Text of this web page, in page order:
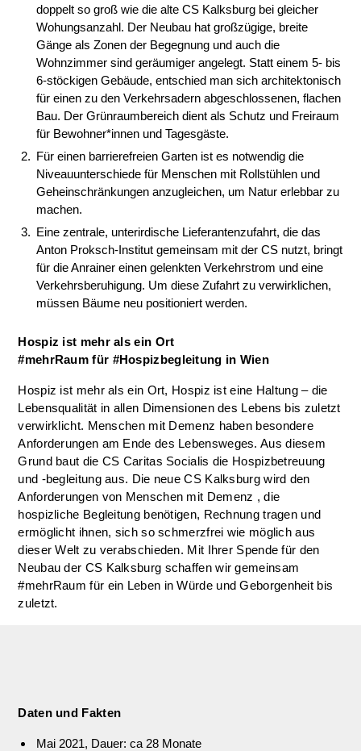
doppelt so groß wie die alte CS Kalksburg bei gleicher
Wohungsanzahl. Der Neubau hat großzügige, breite
Gänge als Zonen der Begegnung und auch die
Wohnzimmer sind geräumiger angelegt. Statt einem 5- bis
6-stöckigen Gebäude, entschied man sich architektonisch
für einen zu den Verkehrsadern abgeschlossenen, flachen
Bau. Der Grünraumbereich dient als Schutz und Freiraum
für Bewohner*innen und Tagesgäste.
Für einen barrierefreien Garten ist es notwendig die
Niveauunterschiede für Menschen mit Rollstühlen und
Geheinschränkungen anzugleichen, um Natur erlebbar zu
machen.
Eine zentrale, unterirdische Lieferantenzufahrt, die das
Anton Proksch-Institut gemeinsam mit der CS nutzt, bringt
für die Anrainer einen gelenkten Verkehrstrom und eine
Verkehrsberuhigung. Um diese Zufahrt zu verwirklichen,
müssen Bäume neu positioniert werden.
Hospiz ist mehr als ein Ort
#mehrRaum für #Hospizbegleitung in Wien
Hospiz ist mehr als ein Ort, Hospiz ist eine Haltung – die
Lebensqualität in allen Dimensionen des Lebens bis zuletzt
verwirklicht. Menschen mit Demenz haben besondere
Anforderungen am Ende des Lebensweges. Aus diesem
Grund baut die CS Caritas Socialis die Hospizbetreuung
und -begleitung aus. Die neue CS Kalksburg wird den
Anforderungen von Menschen mit Demenz , die
hospizliche Begleitung benötigen, Rechnung tragen und
ermöglicht ihnen, sich so schmerzfrei wie möglich aus
dieser Welt zu verabschieden. Mit Ihrer Spende für den
Neubau der CS Kalksburg schaffen wir gemeinsam
#mehrRaum für ein Leben in Würde und Geborgenheit bis
zuletzt.
Daten und Fakten
Mai 2021, Dauer: ca 28 Monate